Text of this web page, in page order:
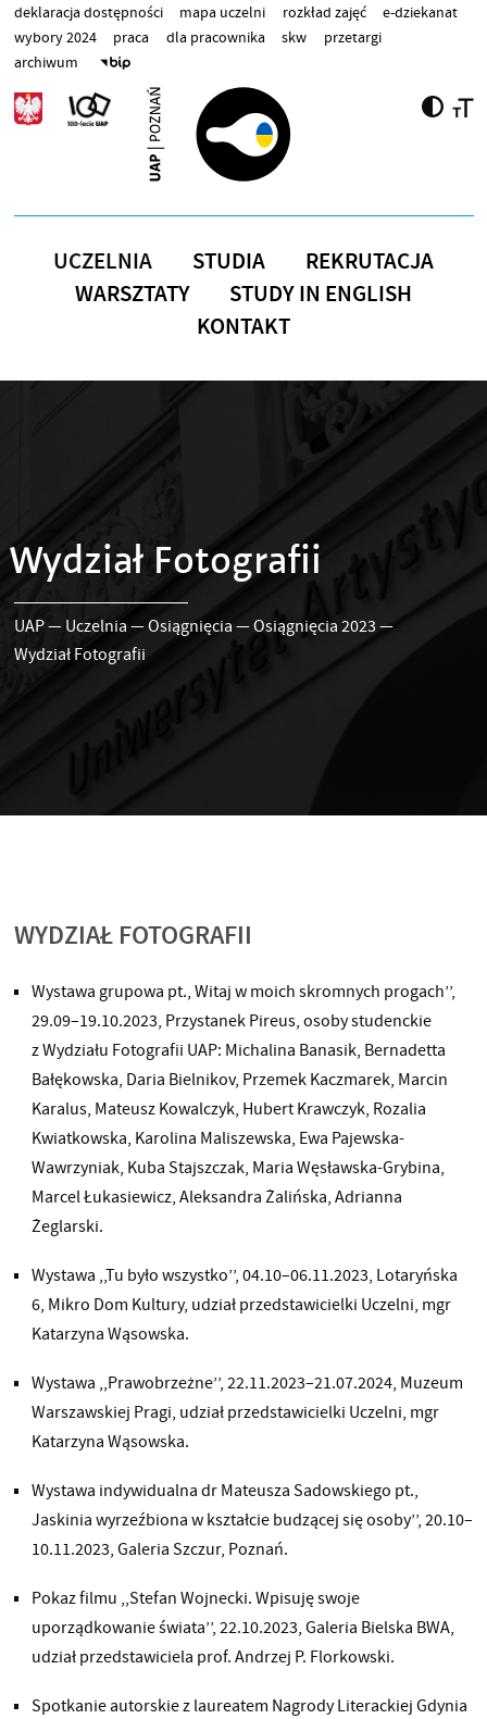
Przejdź do treści
deklaracja dostępności mapa uczelni rozkład zajęć
e-dziekanat
wybory 2024
praca dla pracownika skw
przetargi
archiwum
UCZELNIA STUDIA
REKRUTACJA
WARSZTATY
STUDY IN ENGLISH
KONTAKT
Wydział Fotografii
UAP— Uczelnia —Osiągnięcia —Osiągnięcia 2023 —
Wydział Fotografii
WYDZIAŁ FOTOGRAFII
Wystawa grupowa pt., Witaj w moich skromnych progach’’,
29.09–19.10.2023, Przystanek Pireus, osoby studenckie
z Wydziału Fotografii UAP: Michalina Banasik, Bernadetta
Bałękowska, Daria Bielnikov, Przemek Kaczmarek, Marcin
Karalus, Mateusz Kowalczyk, Hubert Krawczyk, Rozalia
Kwiatkowska, Karolina Maliszewska, Ewa Pajewska-
Wawrzyniak, Kuba Stajszczak, Maria Węsławska-Grybina,
Marcel Łukasiewicz, Aleksandra Żalińska, Adrianna
Żeglarski.
Wystawa ,,Tu było wszystko’’, 04.10–06.11.2023, Lotaryńska
6, Mikro Dom Kultury, udział przedstawicielki Uczelni, mgr
Katarzyna Wąsowska.
Wystawa ,,Prawobrzeżne’’, 22.11.2023–21.07.2024, Muzeum
Warszawskiej Pragi, udział przedstawicielki Uczelni, mgr
Katarzyna Wąsowska.
Wystawa indywidualna dr Mateusza Sadowskiego pt.,
Jaskinia wyrzeźbiona w kształcie budzącej się osoby’’, 20.10–
10.11.2023, Galeria Szczur, Poznań.
Pokaz filmu ,,Stefan Wojnecki. Wpisuję swoje
uporządkowanie świata’’, 22.10.2023, Galeria Bielska BWA,
udział przedstawiciela prof. Andrzej P. Florkowski.
Spotkanie autorskie z laureatem Nagrody Literackiej Gdynia